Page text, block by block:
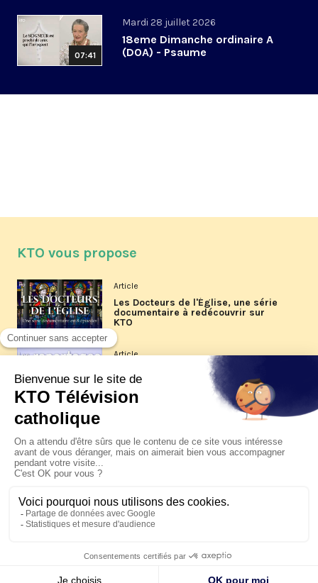
07:41
Mardi 28 juillet 2026
18eme Dimanche ordinaire A
(DOA) - Psaume
KTO vous propose
Article
Les Docteurs de l'Église, une série
documentaire à redécouvrir sur
KTO
Article
Les reportages d'été 2026 de KTO
La visite pastorale du pape Léon
XIV à Assise à suivre sur KTO le
jeudi 6 août
Le pape en Uruguay, Argentine et
Pérou du 6 au 17 novembre 2026